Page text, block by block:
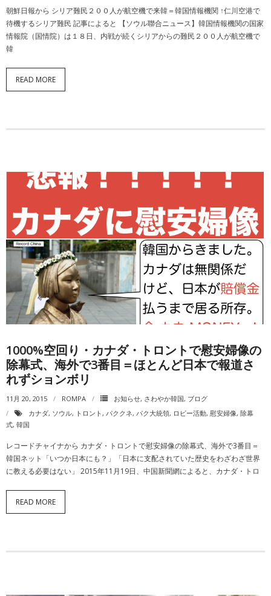
朝鮮日報から シリア難民２００人が航空機で来韓＝韓国情報機関 ↑仁川空港で
待機するシリア難民 記事によると 【ソウル聯合ニュース】韓国情報機関の国家
情報院（国情院）は１８日、内戦が続くシリアからの難民２００人が航空機で
韓
READ MORE
1000%空回り・カナダ・トロントで慰安婦像の
除幕式、海外で3番目＝ほとんど日本で報道さ
れずションボリ
11月 20, 2015 ROMPA お知らせ, さわやか韓国, ブログ
カナダ, ソウル, トロント, パククネ, パク大統領, ロビー活動, 慰安婦像, 除幕
式, 韓国
レコードチャイナから カナダ・トロントで慰安婦像の除幕式、海外で3番目＝
韓国ネット「いつか日本にも？」「日本に支配されていた歴史をわざわざ世界
に教える必要はない」 2015年11月19日、中国新聞網によると、カナダ・トロ
READ MORE